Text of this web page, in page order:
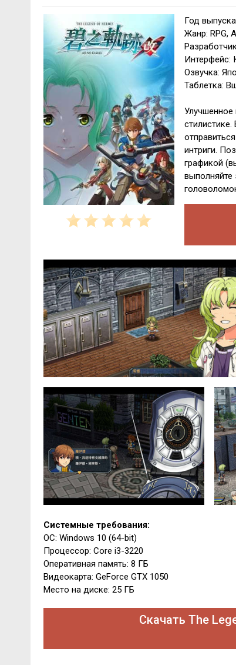
Год
Жанр: RPG,
Интерфейс:
Озвучка:
Таблетка:
Улучшенное
интриги.
графикой
Системные требования:
ОС: Windows 10 (64-bit)
Процессор: Core i3-3220
Оперативная память: 8 ГБ
Видеокарта: GeForce GTX 1050
Место на диске: 25 ГБ
Скачать The